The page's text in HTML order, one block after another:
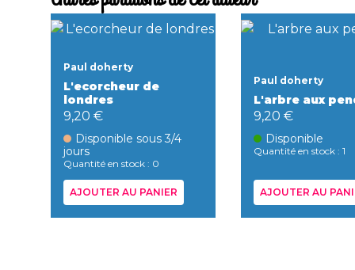
Paul doherty
L'ecorcheur de
londres
9,20 €
Disponible sous 3/4
jours
Quantité en stock : 0
AJOUTER AU PANIER
Paul doherty
L'arbre aux
9,20 €
Disponible
Quantité en stock : 1
AJOUTER AU